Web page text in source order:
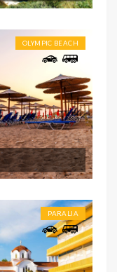
OLYMPIC BEACH
PARALIA